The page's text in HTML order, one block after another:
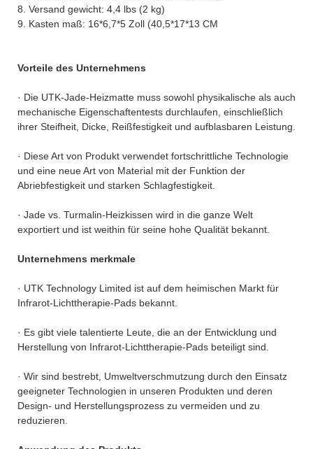
8. Versand gewicht: 4,4 lbs (2 kg)
9. Kasten maß: 16*6,7*5 Zoll (40,5*17*13 CM
Vorteile des Unternehmens
· Die UTK-Jade-Heizmatte muss sowohl physikalische als auch
mechanische Eigenschaftentests durchlaufen, einschließlich
ihrer Steifheit, Dicke, Reißfestigkeit und aufblasbaren Leistung.
· Diese Art von Produkt verwendet fortschrittliche Technologie
und eine neue Art von Material mit der Funktion der
Abriebfestigkeit und starken Schlagfestigkeit.
· Jade vs. Turmalin-Heizkissen wird in die ganze Welt
exportiert und ist weithin für seine hohe Qualität bekannt.
Unternehmens merkmale
· UTK Technology Limited ist auf dem heimischen Markt für
Infrarot-Lichttherapie-Pads bekannt.
· Es gibt viele talentierte Leute, die an der Entwicklung und
Herstellung von Infrarot-Lichttherapie-Pads beteiligt sind.
· Wir sind bestrebt, Umweltverschmutzung durch den Einsatz
geeigneter Technologien in unseren Produkten und deren
Design- und Herstellungsprozess zu vermeiden und zu
reduzieren.